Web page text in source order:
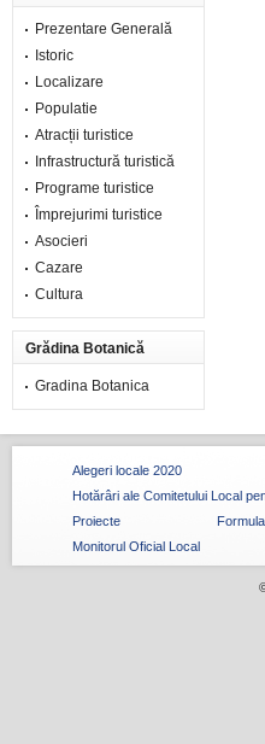
Prezentare Generală
Istoric
Localizare
Populatie
Atracții turistice
Infrastructură turistică
Programe turistice
Împrejurimi turistice
Asocieri
Cazare
Cultura
Grădina Botanică
Gradina Botanica
Alegeri locale 2020
Hotărâri ale Comitetului Local
Proiecte
Monitorul Oficial Local